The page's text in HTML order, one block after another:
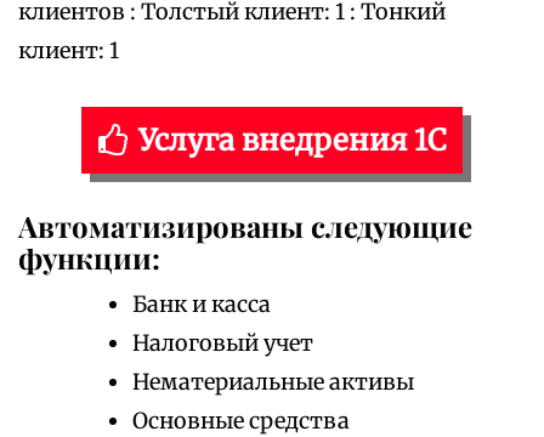
клиентов : Толстый клиент: 1 : Тонкий
клиент: 1
Услуга внедрения 1С
Автоматизированы следующие
функции:
Банк и касса
Налоговый учет
Нематериальные активы
Основные средства